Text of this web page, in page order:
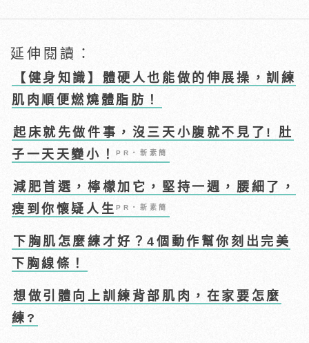
延伸閱讀：
【健身知識】體硬人也能做的伸展操，訓練
肌肉順便燃燒體脂肪！
起床就先做件事，沒三天小腹就不見了! 肚
子一天天變小！PR・新素簡
減肥首選，檸檬加它，堅持一週，腰細了，
瘦到你懷疑人生PR・新素簡
下胸肌怎麼練才好？4個動作幫你刻出完美
下胸線條！
想做引體向上訓練背部肌肉，在家要怎麼
練?